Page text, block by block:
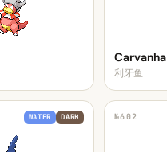
Carvanha
利牙鱼
WATER DARK №602